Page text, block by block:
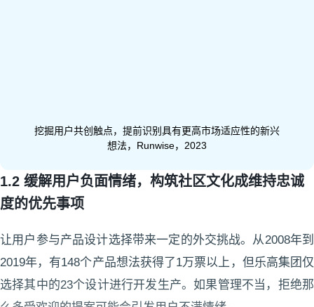
挖掘用户共创触点，提前识别具有更高市场适应性的新兴
想法，Runwise，2023
1.2 缓解用户负面情绪，构筑社区文化成维持忠诚
度的优先事项​
让用户参与产品设计选择带来一定的外交挑战。从2008年到
2019年，有148个产品想法获得了1万票以上，但乐高集团仅
选择其中的23个设计进行开发生产。如果管理不当，拒绝那